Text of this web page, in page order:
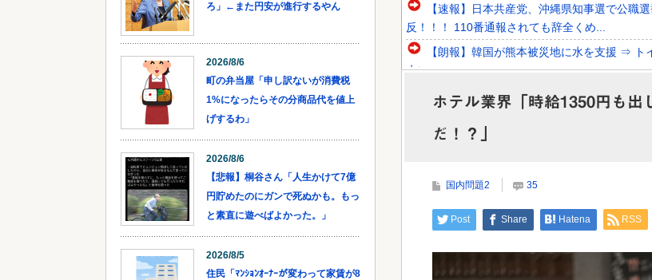
Powered by livedoor 相互RSS
【速報】日本共産党、沖縄県知事選で公職
反！！！ 110番通報されても辞全くめ...
【朗報】韓国が熊本被災地に水を支援 ⇒ ト
水にｗｗｗｗｗｗｗ
【赤っ恥】れいわ信者「毎日、渋谷でデモ
る」 ネット「参加者の少なさを隠すため...
【朗報】秋田にアラブが2兆円の投資決定
Powered by livedoor 相互RSS
ホテル業界「時給1350円も出
だ！？」
国内問題2 35
Post Share Hatena RSS
ろ」←また円安が進行するやん
2026/8/6
町の弁当屋「申し訳ないが消費税
1%になったらその分商品代を値上
げするわ」
2026/8/6
【悲報】桐谷さん「人生かけて7億
円貯めたのにガンで死ぬかも。もっ
と素直に遊べばよかった。」
2026/8/5
住民「ﾏﾝｼｮﾝｵｰﾅｰが変わって家賃が8